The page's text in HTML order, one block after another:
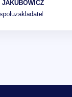
JAKUBOWICZ